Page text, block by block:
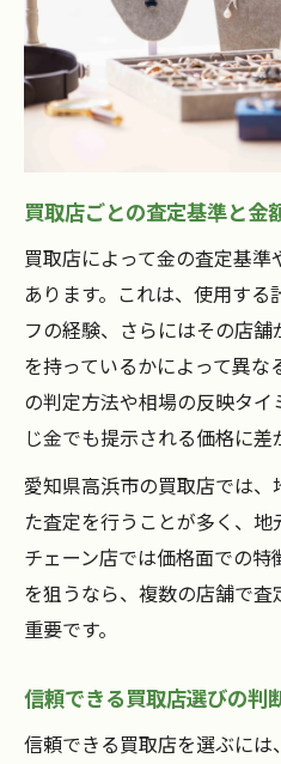
買取店ごとの査定基準と金
買取店によって金の査定基
あります。これは、使用す
フの経験、さらにはその店
を持っているかによって異な
の判定方法や相場の反映タ
じ金でも提示される価格に差
愛知県高浜市の買取店では
た査定を行うことが多く、
チェーン店では価格面での特
を狙うなら、複数の店舗で
重要です。
信頼できる買取店選びの判
信頼できる買取店を選ぶに